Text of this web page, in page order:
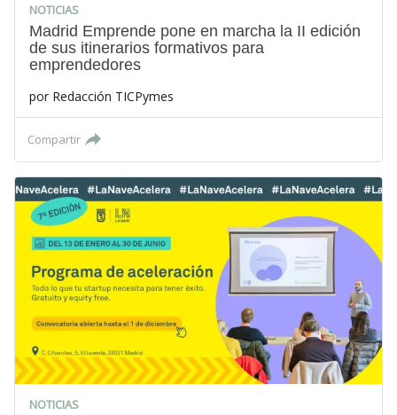
NOTICIAS
Madrid Emprende pone en marcha la II edición
de sus itinerarios formativos para
emprendedores
por Redacción TICPymes
Compartir
NOTICIAS